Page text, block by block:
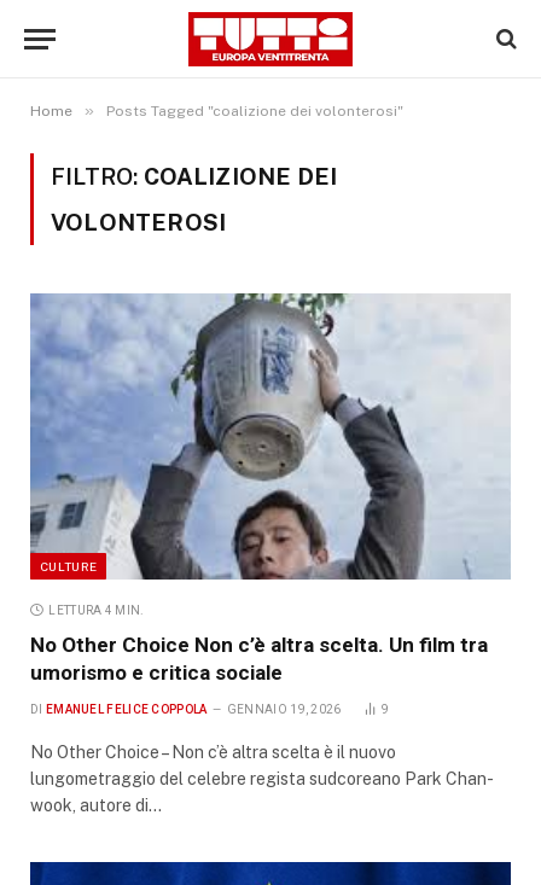
Home » Posts Tagged "coalizione dei volonterosi"
FILTRO: COALIZIONE DEI
VOLONTEROSI
CULTURE
LETTURA 4 MIN.
No Other Choice Non c’è altra scelta. Un film tra
umorismo e critica sociale
DI EMANUEL FELICE COPPOLA GENNAIO 19, 2026 9
No Other Choice – Non c’è altra scelta è il nuovo
lungometraggio del celebre regista sudcoreano Park Chan-
wook, autore di…